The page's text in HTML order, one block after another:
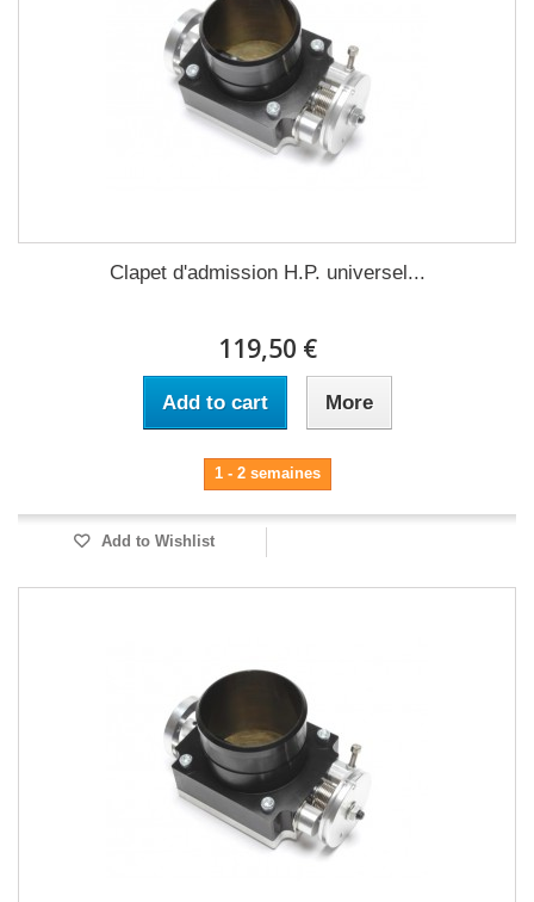
Clapet d'admission H.P. universel...
119,50 €
Add to cart More
1 - 2 semaines
Add to Wishlist